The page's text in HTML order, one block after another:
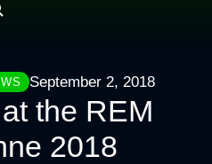
September 2, 2018
the REM
2018